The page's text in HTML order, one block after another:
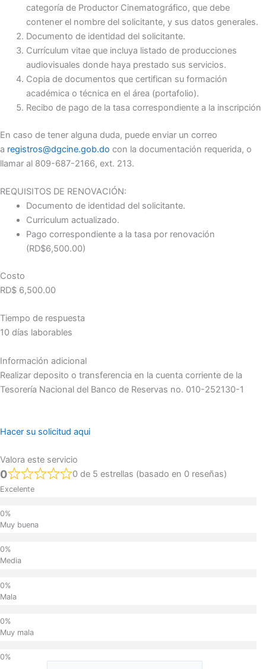
categoría de Productor Cinematográfico, que debe
contener el nombre del solicitante, y sus datos generales.
Documento de identidad del solicitante.
Currículum vitae que incluya listado de producciones
audiovisuales donde haya prestado sus servicios.
Copia de documentos que certifican su formación
académica o técnica en el área (portafolio).
Recibo de pago de la tasa correspondiente a la inscripción
En caso de tener alguna duda, puede enviar un correo
a registros@dgcine.gob.do con la documentación requerida, o
llamar al 809-687-2166, ext. 213.
REQUISITOS DE RENOVACIÓN:
Documento de identidad del solicitante.
Curriculum actualizado.
Pago correspondiente a la tasa por renovación
(RD$6,500.00)
Costo
RD$ 6,500.00
Tiempo de respuesta
10 días laborables
Información adicional
Realizar deposito o transferencia en la cuenta corriente de la
Tesorería Nacional del Banco de Reservas no. 010-252130-1
Hacer su solicitud aqui
Valora este servicio
0 0 de 5 estrellas (basado en 0 reseñas)
Excelente
Muy buena
Media
Mala
Muy mala